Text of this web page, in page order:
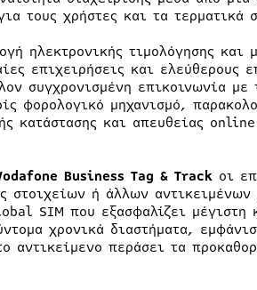
τους χρήστες και τα τερματικά
ηλεκτρονικής τιμολόγησης και
επιχειρήσεις και
συγχρονισμένη επικοινωνία
φορολογικό μηχανισμό,
κατάστασης και απευθείας
Business Tag & Track οι
στοιχείων ή άλλων
SIM που εξασφαλίζει
χρονικά διαστήματα,
αντικείμενο περάσει τα